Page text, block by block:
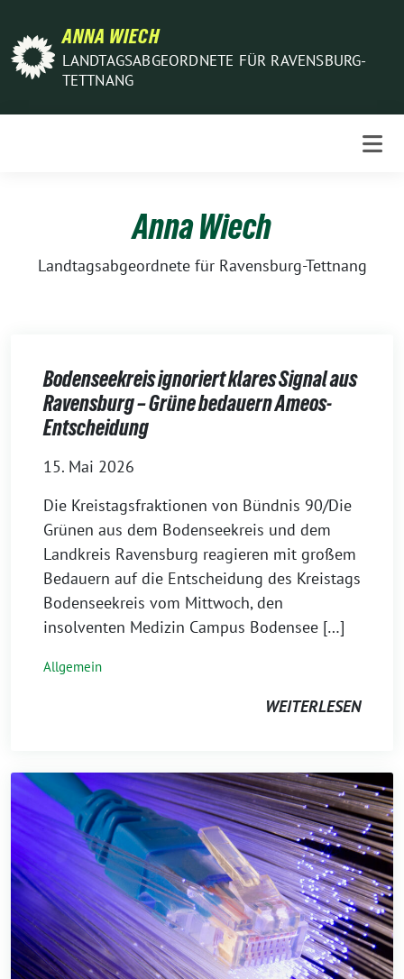
zum
Inhalt
ANNA WIECH
LANDTAGSABGEORDNETE FÜR RAVENSBURG-
TETTNANG
Anna Wiech
Landtagsabgeordnete für Ravensburg-Tettnang
Bodenseekreis ignoriert klares Signal aus
Ravensburg – Grüne bedauern Ameos-
Entscheidung
15. Mai 2026
Die Kreistagsfraktionen von Bündnis 90/Die
Grünen aus dem Bodenseekreis und dem
Landkreis Ravensburg reagieren mit großem
Bedauern auf die Entscheidung des Kreistags
Bodenseekreis vom Mittwoch, den
insolventen Medizin Campus Bodensee […]
Allgemein
WEITERLESEN